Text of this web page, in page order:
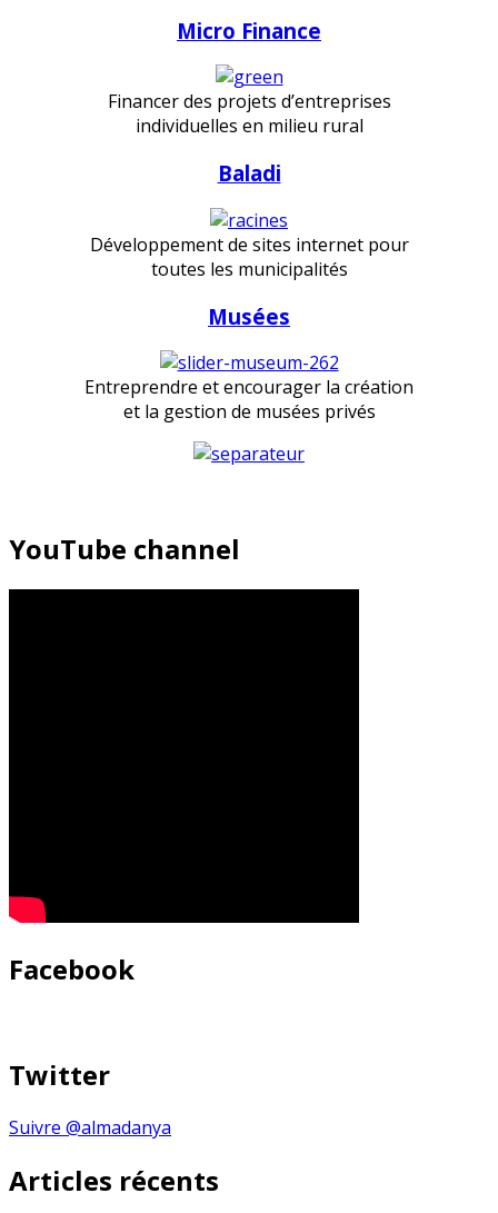
Micro Finance
Financer des projets d’entreprises
individuelles en milieu rural
Baladi
Développement de sites internet pour
toutes les municipalités
Musées
Entreprendre et encourager la création
et la gestion de musées privés
YouTube channel
Facebook
Twitter
Suivre @almadanya
Articles récents